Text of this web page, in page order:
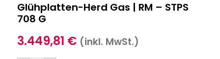
Glühplatten-Herd Gas | RM – STPS
708 G
3.449,81 € (inkl. MwSt.)